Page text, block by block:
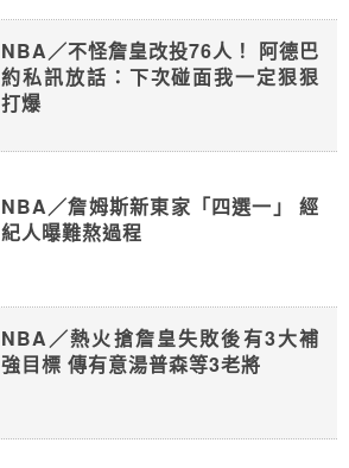
NBA／不怪詹皇改投76人！ 阿德巴
約私訊放話：下次碰面我一定狠狠
打爆
NBA／詹姆斯新東家「四選一」 經
紀人曝難熬過程
NBA／熱火搶詹皇失敗後有3大補
強目標 傳有意湯普森等3老將